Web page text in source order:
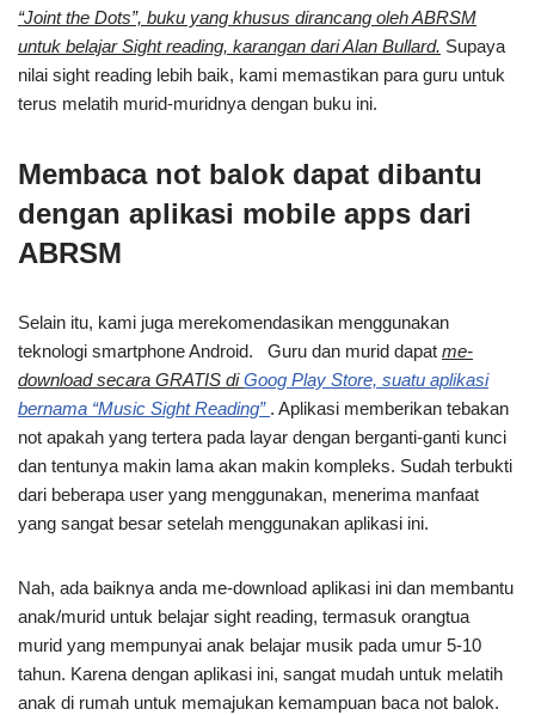
“Joint the Dots”, buku yang khusus dirancang oleh ABRSM
untuk belajar Sight reading, karangan dari Alan Bullard. Supaya
nilai sight reading lebih baik, kami memastikan para guru untuk
terus melatih murid-muridnya dengan buku ini.
Membaca not balok dapat dibantu
dengan aplikasi mobile apps dari
ABRSM
Selain itu, kami juga merekomendasikan menggunakan
teknologi smartphone Android. Guru dan murid dapat me-
download secara GRATIS diGoog Play Store, suatu aplikasi
bernama “Music Sight Reading” . Aplikasi memberikan tebakan
not apakah yang tertera pada layar dengan berganti-ganti kunci
dan tentunya makin lama akan makin kompleks. Sudah terbukti
dari beberapa user yang menggunakan, menerima manfaat
yang sangat besar setelah menggunakan aplikasi ini.
Nah, ada baiknya anda me-download aplikasi ini dan membantu
anak/murid untuk belajar sight reading, termasuk orangtua
murid yang mempunyai anak belajar musik pada umur 5-10
tahun. Karena dengan aplikasi ini, sangat mudah untuk melatih
anak di rumah untuk memajukan kemampuan baca not balok.